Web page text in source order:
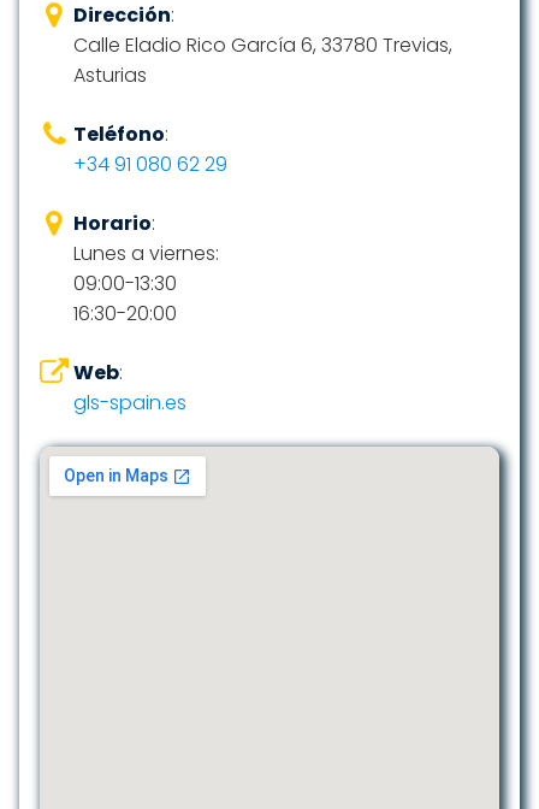
Dirección:
Calle Eladio Rico García 6, 33780 Trevias,
Asturias
Teléfono:
+34 91 080 62 29
Horario:
Lunes a viernes:
09:00-13:30
16:30-20:00
Web:
gls-spain.es